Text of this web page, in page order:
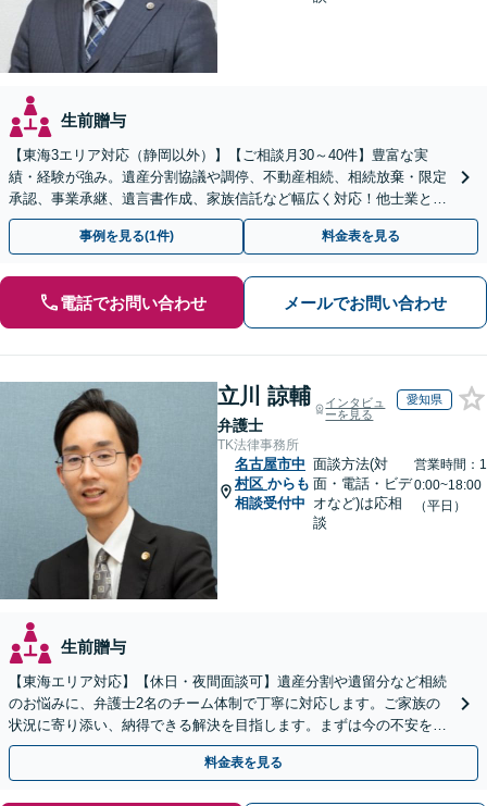
生前贈与
【東海3エリア対応（静岡以外）】【ご相談月30～40件】豊富な実
績・経験が強み。遺産分割協議や調停、不動産相続、相続放棄・限定
承認、事業承継、遺言書作成、家族信託など幅広く対応！他士業と連
携して円滑な問題解決を目指します。【初回面談無料】
事例を見る(1件) 料金表を見る
電話でお問い合わせ メールでお問い合わせ
立川 諒輔
弁護士
インタビュ
ーを見る
愛知県
TK法律事務所
名古屋市中
村区 からも
相談受付中
面談方法(対
面・電話・ビデ
オなど)は応相
談
営業時間：1
0:00~18:00
（平日）
生前贈与
【東海エリア対応】【休日・夜間面談可】遺産分割や遺留分など相続
のお悩みに、弁護士2名のチーム体制で丁寧に対応します。ご家族の
状況に寄り添い、納得できる解決を目指します。まずは今の不安をお
聞かせください【メール・WEB相談可】
料金表を見る